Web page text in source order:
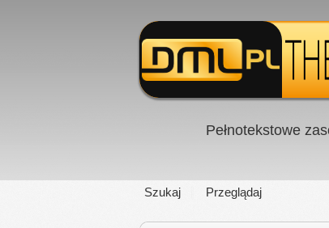
Pełnotekstowe
Szukaj Przeglądaj